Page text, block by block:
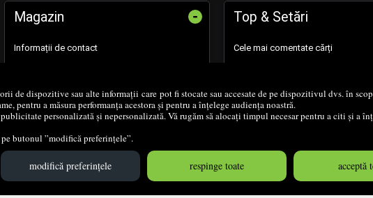
de dispozitive sau alte informații care pot fi stocate sau accesate de pe dispozitivul dvs. în
pentru a măsura performanța acestora și pentru a înțelege audiența noastră.
personalizată și nepersonalizată. Vă rugăm să alocați timpul necesar pentru a citi și a
butonul ”modifică preferințele”.
modifică preferințele respinge toate acceptă
Magazin -
Informații de contact
Cărţi noi
Promoţii
Edituri
Top & Setări
Cele mai comentate cărți
Setările mele de accesibilitate